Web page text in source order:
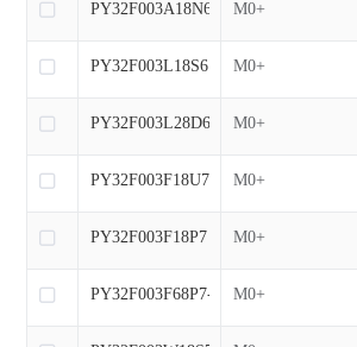
M0+
M0+
M0+
M0+
M0+
M0+
PY32F003A18N6
PY32F003L18S6
PY32F003L28D6
PY32F003F18U7-E
PY32F003F18P7
PY32F003F68P7-E